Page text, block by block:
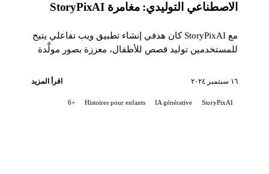
الاصطناعي التوليدي: مغامرة StoryPixAI
مع StoryPixAI كان هدفي إنشاء تطبيق ويب تفاعلي يتيح
للمستخدمين توليد قصص للأطفال، معززة بصور مولَّدة
١٦ سبتمبر ٢٠٢٤ اقرأ المزيد
StoryPixAI
IA générative
Histoires pour enfants
+6